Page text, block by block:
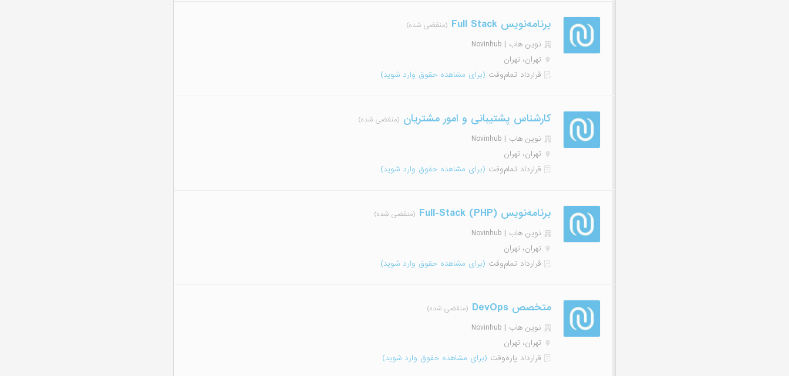
برنامه‌نویس Full Stack (منقضی شده)
نوین هاب | Novinhub
تهران، تهران
قرارداد تمام‌وقت (برای مشاهده حقوق وارد شوید)
کارشناس پشتیبانی و امور مشتریان (منقضی شده)
نوین هاب | Novinhub
تهران، تهران
قرارداد تمام‌وقت (برای مشاهده حقوق وارد شوید)
برنامه‌نویس (Full-Stack (PHP (منقضی شده)
نوین هاب | Novinhub
تهران، تهران
قرارداد تمام‌وقت (برای مشاهده حقوق وارد شوید)
متخصص DevOps (منقضی شده)
نوین هاب | Novinhub
تهران، تهران
قرارداد پاره‌وقت (برای مشاهده حقوق وارد شوید)